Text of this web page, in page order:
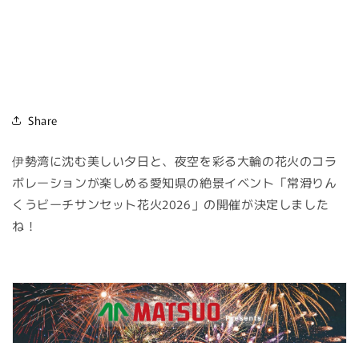
Share
伊勢湾に沈む美しい夕日と、夜空を彩る大輪の花火のコラ
ボレーションが楽しめる愛知県の絶景イベント「常滑りん
くうビーチサンセット花火2026」の開催が決定しました
ね！